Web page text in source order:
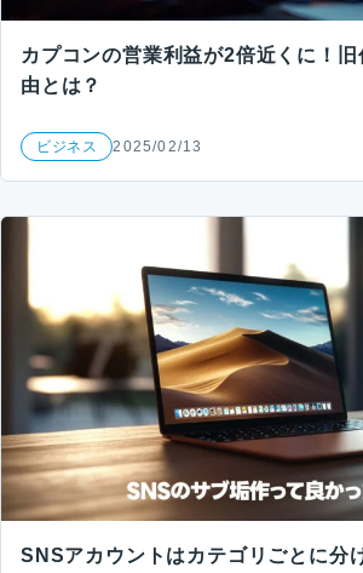
カプコンの営業利益が2倍近くに！
由とは？
ビジネス 2025/02/13
SNSアカウントはカテゴリごとに分